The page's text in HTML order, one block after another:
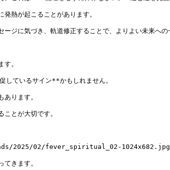
熱が起こることがあります。
ジに気づき、軌道修正することで、よりよい未来への
。
しているサイン**かもしれません。
ります。
とが大切です。
2025/02/fever_spiritual_02-
きます。